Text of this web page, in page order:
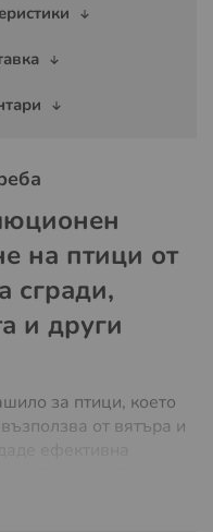
на птици от
сгради,
и други
за птици, което
от вятъра и
района, в който е